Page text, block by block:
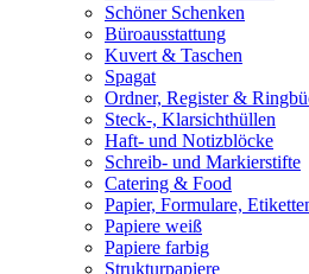
Schöner Schenken
Büroausstattung
Kuvert & Taschen
Spagat
Ordner, Register &
Steck-, Klarsichthüllen
Haft- und Notizblöcke
Schreib- und Markierstifte
Catering & Food
Papier, Formulare,
Papiere weiß
Papiere farbig
Strukturpapiere